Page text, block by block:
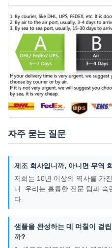
자주 묻는 질문
제조 회사입니까, 아니면 무역
저희는 10년 이상의 역사를 가
다. 우리는 훌륭한 전문 팀과 숙
다.
샘플을 완성하는 데 며칠이 걸
까?